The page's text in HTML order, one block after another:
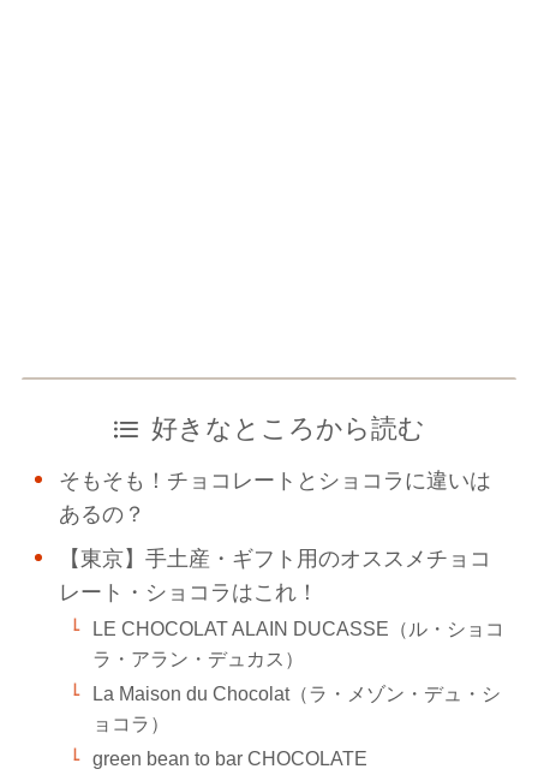
好きなところから読む
そもそも！チョコレートとショコラに違いは
あるの？
【東京】手土産・ギフト用のオススメチョコ
レート・ショコラはこれ！
LE CHOCOLAT ALAIN DUCASSE（ル・ショコ
ラ・アラン・デュカス）
La Maison du Chocolat（ラ・メゾン・デュ・シ
ョコラ）
green bean to bar CHOCOLATE